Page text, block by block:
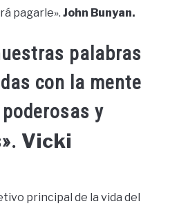
pagarle». John Bunyan.
palabras
con la mente
y
Vicki
principal de la vida del